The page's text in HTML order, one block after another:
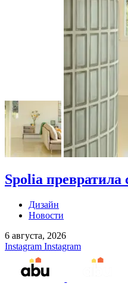
Spolia превратила
Дизайн
Новости
6 августа, 2026
Instagram Instagram